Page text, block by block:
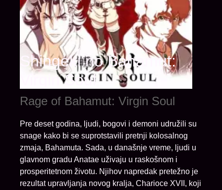
Shingeki no Bahamut:
Virgin Soul
Rage of Bahamut: Virgin Soul
Pre deset godina, ljudi, bogovi i demoni udružili su
snage kako bi se suprotstavili pretnji kolosalnog
zmaja, Bahamuta. Sada, u današnje vreme, ljudi u
glavnom gradu Anatae uživaju u raskošnom i
prosperitetnom životu. Njihov napredak pretežno je
rezultat upravljanja novog kralja, Charioce XVII, koji